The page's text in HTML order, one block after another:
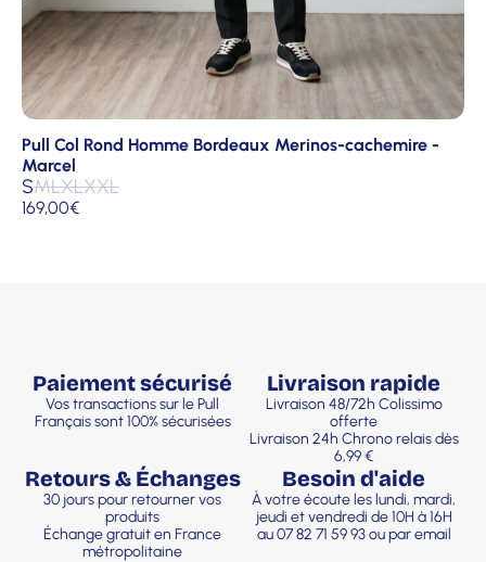
Pull Col Rond Homme Bordeaux Merinos-cachemire -
Marcel
SMLXLXXL
169,00€
Paiement sécurisé
Vos transactions sur le Pull
Français sont 100% sécurisées
Livraison rapide
Livraison 48/72h Colissimo
offerte
Livraison 24h Chrono relais dès
6,99 €
Retours & Échanges
30 jours pour retourner vos
produits
Échange gratuit en France
métropolitaine
Besoin d'aide
À votre écoute les lundi, mardi,
jeudi et vendredi de 10H à 16H
au 07 82 71 59 93 ou par email